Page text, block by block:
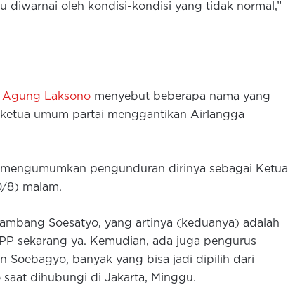
diwarnai oleh kondisi-kondisi yang tidak normal,”
Agung Laksono menyebut beberapa nama yang
umum partai menggantikan Airlangga
pengunduran dirinya sebagai Ketua
8) malam.
Soesatyo, yang artinya (keduanya) adalah
sekarang ya. Kemudian, ada juga pengurus
Soebagyo, banyak yang bisa jadi dipilih dari
dihubungi di Jakarta, Minggu.